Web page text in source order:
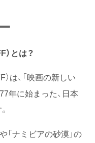
とは？
は、「映画の新しい
年に始まった、日本
「ナミビアの砂漠」の